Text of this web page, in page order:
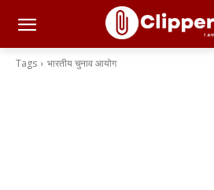
Tags भारतीय चुनाव आयोग